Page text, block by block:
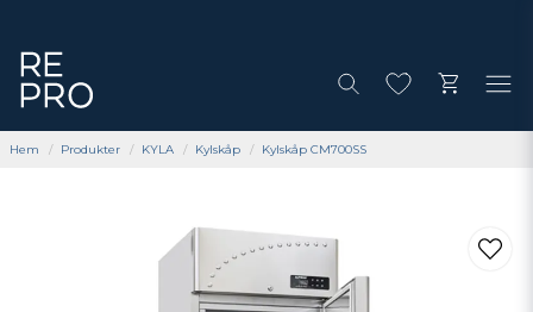
Hem Produkter KYLA Kylskåp Kylskåp CM700SS